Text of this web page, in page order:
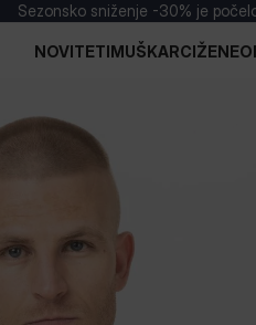
Sezonsko sniženje -30% je
NOVITETIMUŠKARCIŽENE